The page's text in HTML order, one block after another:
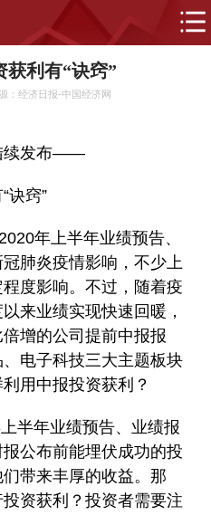
获利有“诀窍”
：经济日报-中国经济网
续发布——
窍”
年上半年业绩预告、
肺炎疫情影响，不少上
度影响。不过，随着疫
来业绩实现快速回暖，
增的公司提前中报报
电子科技三大主题板块
用中报投资获利？
年业绩预告、业绩报
公布前能埋伏成功的投
带来丰厚的收益。那
资获利？投资者需要注